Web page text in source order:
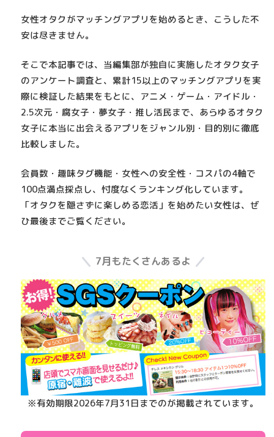
したポイントを正直に解説します。 広告目的ではな
く、 「これから使う人が失敗しないこと」を最優先に
女性オタクがマッチングアプリを始めるとき、こうした不
安は尽きません。
そこで本記事では、当編集部が独自に実施したオタク女子
のアンケート調査と、累計15以上のマッチングアプリを実
際に検証した結果をもとに、アニメ・ゲーム・アイドル・
2.5次元・腐女子・夢女子・推し活民まで、あらゆるオタク
女子に本当に出会えるアプリをジャンル別・目的別に徹底
比較しました。
会員数・趣味タグ機能・女性への安全性・コスパの4軸で
100点満点採点し、忖度なくランキング化しています。
「オタクを隠さずに楽しめる恋活」 を始めたい女性は、ぜ
ひ最後までご覧ください。
7月もたくさんあるよ
※有効期限2026年7月31日までのが掲載されています。